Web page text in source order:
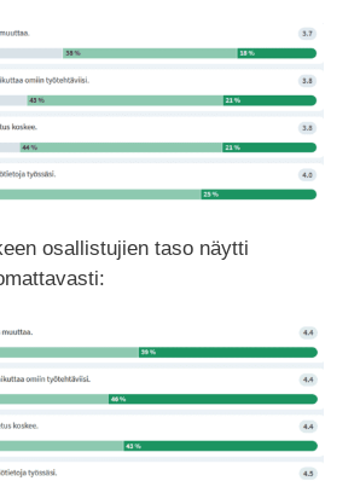
osallistujien taso näytti